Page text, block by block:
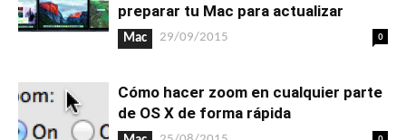
preparar tu Mac para actualizar
Mac 29/09/2015 0
Cómo hacer zoom en cualquier parte
de OS X de forma rápida